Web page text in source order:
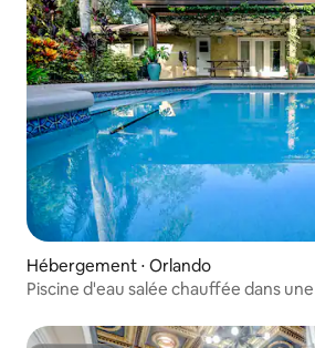
Hébergement ⋅ Orlando
Piscine d'eau salée chauffée dans